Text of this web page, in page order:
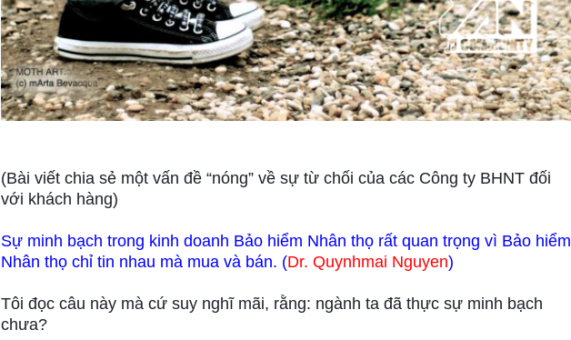
(Bài viết chia sẻ một vấn đề “nóng” về sự từ chối của các Công ty BHNT đối
với khách hàng)
Sự minh bạch trong kinh doanh Bảo hiểm Nhân thọ rất quan trọng vì Bảo hiểm
Nhân thọ chỉ tin nhau mà mua và bán. (Dr. Quynhmai Nguyen)
Tôi đọc câu này mà cứ suy nghĩ mãi, rằng: ngành ta đã thực sự minh bạch
chưa?